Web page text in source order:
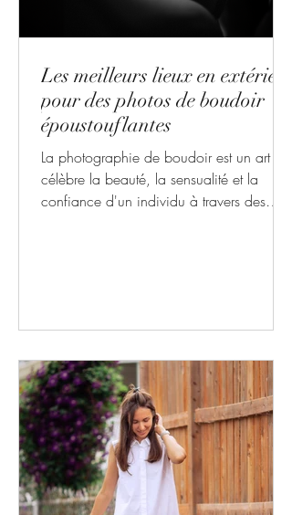
Les meilleurs lieux en extérieur
pour des photos de boudoir
époustouflantes
La photographie de boudoir est un art qui
célèbre la beauté, la sensualité et la
confiance d'un individu à travers des